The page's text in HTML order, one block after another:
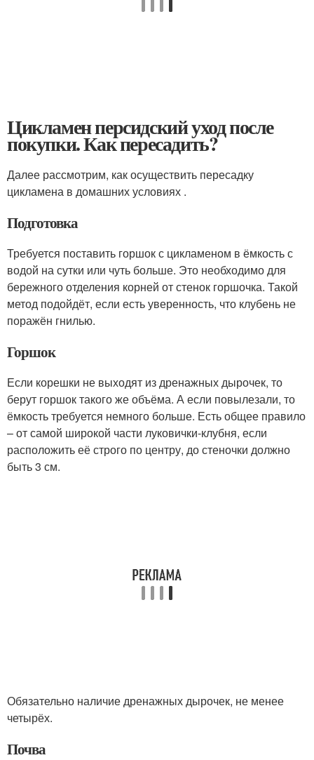
Цикламен персидский уход после
покупки. Как пересадить?
Далее рассмотрим, как осуществить пересадку
цикламена в домашних условиях .
Подготовка
Требуется поставить горшок с цикламеном в ёмкость с
водой на сутки или чуть больше. Это необходимо для
бережного отделения корней от стенок горшочка. Такой
метод подойдёт, если есть уверенность, что клубень не
поражён гнилью.
Горшок
Если корешки не выходят из дренажных дырочек, то
берут горшок такого же объёма. А если повылезали, то
ёмкость требуется немного больше. Есть общее правило
– от самой широкой части луковички-клубня, если
расположить её строго по центру, до стеночки должно
быть 3 см.
Обязательно наличие дренажных дырочек, не менее
четырёх.
Почва